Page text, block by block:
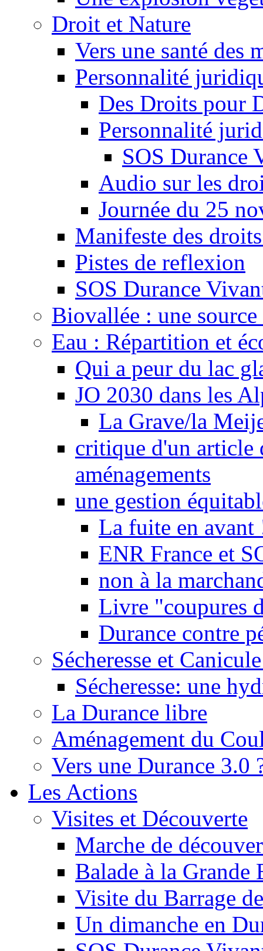
Droit et Nature
Vers une santé des
Personnalité
Des Droits pour
Personnalité
SOS Durance
Audio sur les
Journée du 25
Manifeste des
Pistes de reflexion
SOS Durance
Biovallée : une
Eau : Répartition et
Qui a peur du lac
JO 2030 dans les
La Grave/la
critique d'un article
aménagements
une gestion
La fuite en avant
ENR France et
non à la
Livre "coupures
Durance contre
Sécheresse et
Sécheresse: une
La Durance libre
Aménagement du
Vers une Durance 3.0
Les Actions
Visites et Découverte
Marche de
Balade à la Grande
Visite du Barrage
Un dimanche en